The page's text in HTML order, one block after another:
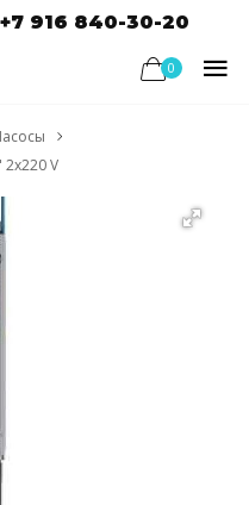
+7 916 840-30-20
0
2x220 V